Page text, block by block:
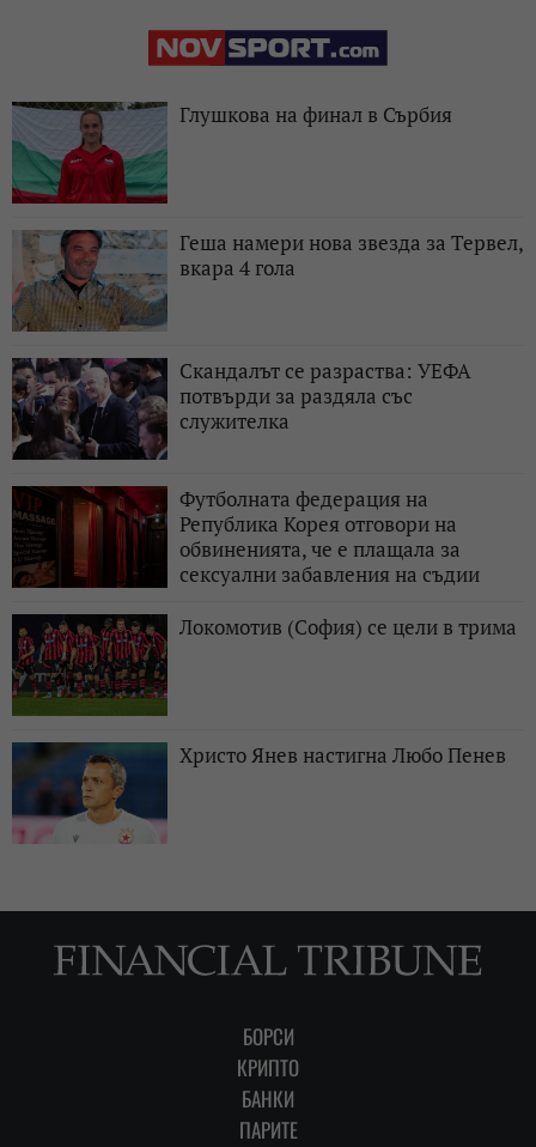
Глушкова на финал в Сърбия
Геша намери нова звезда за Тервел,
вкара 4 гола
Скандалът се разраства: УЕФА
потвърди за раздяла със
служителка
Футболната федерация на
Република Корея отговори на
обвиненията, че е плащала за
сексуални забавления на съдии
Локомотив (София) се цели в трима
Христо Янев настигна Любо Пенев
БОРСИ
КРИПТО
БАНКИ
ПАРИТЕ